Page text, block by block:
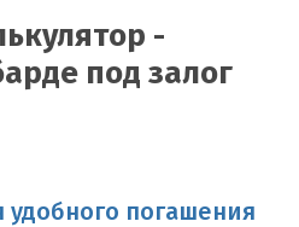
-
под залог
погашения